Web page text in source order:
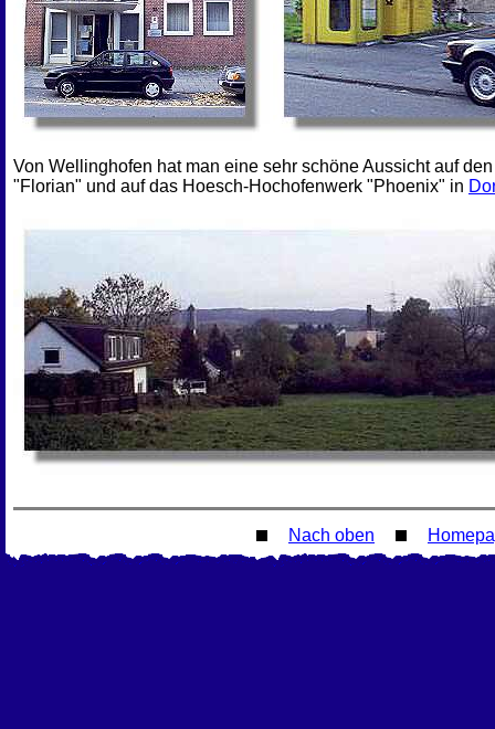
Von Wellinghofen hat man eine sehr schöne Aussicht auf
"Florian" und auf das Hoesch-Hochofenwerk "Phoenix" in
Nach oben